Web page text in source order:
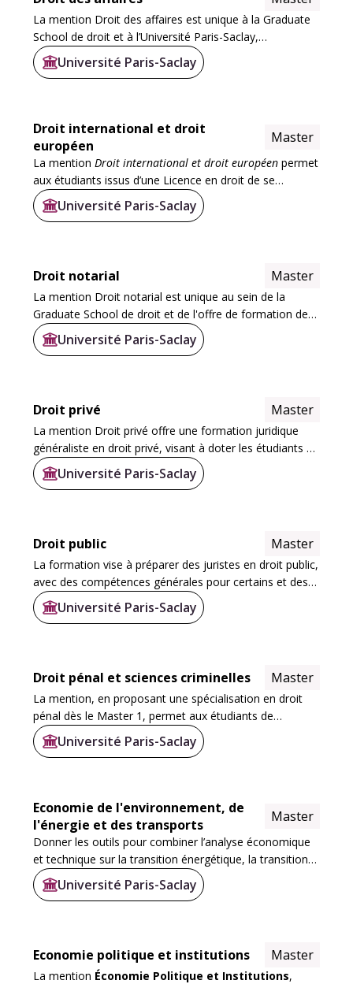
La mention Droit des affaires est unique à la Graduate
School de droit et à l’Université Paris-Saclay,
prolongeant la licence en droit avec une spécialisation
en entreprise, en cabinet d’avocats ou en...
Université Paris-Saclay
Droit international et droit
européen
Master
La mention Droit international et droit européen permet
aux étudiants issus d’une Licence en droit de se
spécialiser progressivement en droit international et en
droit européen. Elle s’articule...
Université Paris-Saclay
Droit notarial Master
La mention Droit notarial est unique au sein de la
Graduate School de droit et de l'offre de formation de
l'Université Paris-Saclay. Elle s'appuie sur les trois
années généralistes de la licence en...
Université Paris-Saclay
Droit privé Master
La mention Droit privé offre une formation juridique
généraliste en droit privé, visant à doter les étudiants de
compétences variées pour accéder à divers métiers
dans l'entreprise, le libéral...
Université Paris-Saclay
Droit public Master
La formation vise à préparer des juristes en droit public,
avec des compétences générales pour certains et des
spécialisations pour d'autres. L'un des objectifs est
d'offrir une gamme suffisante de...
Université Paris-Saclay
Droit pénal et sciences criminelles Master
La mention, en proposant une spécialisation en droit
pénal dès le Master 1, permet aux étudiants de
renforcer leurs compétences dans cette discipline grâce
à des travaux dirigés favorisant l...
Université Paris-Saclay
Economie de l'environnement, de
l'énergie et des transports
Master
Donner les outils pour combiner l’analyse économique
et technique sur la transition énergétique, la transition
écologique (ressources, biodiversité), l’alimentation et la
santé, les questions...
Université Paris-Saclay
Economie politique et institutions Master
La mention Économie Politique et Institutions,